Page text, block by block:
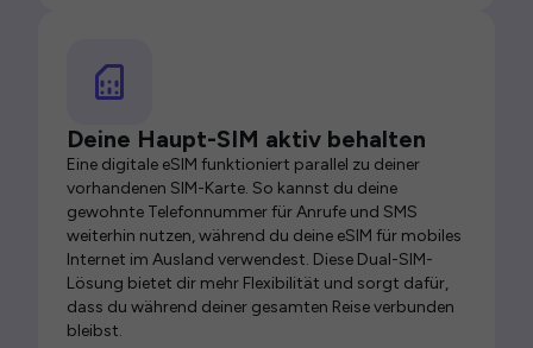
Deine Haupt-SIM aktiv behalten
Eine digitale eSIM funktioniert parallel zu deiner
vorhandenen SIM-Karte. So kannst du deine
gewohnte Telefonnummer für Anrufe und SMS
weiterhin nutzen, während du deine eSIM für mobiles
Internet im Ausland verwendest. Diese Dual-SIM-
Lösung bietet dir mehr Flexibilität und sorgt dafür,
dass du während deiner gesamten Reise verbunden
bleibst.